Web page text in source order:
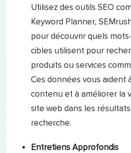
Utilisez des outils SEO
Keyword Planner,
pour découvrir quels
cibles utilisent pour
produits ou services
Ces données vous aident
contenu et à améliorer la
site web dans les
recherche.
Entretiens Approfondis